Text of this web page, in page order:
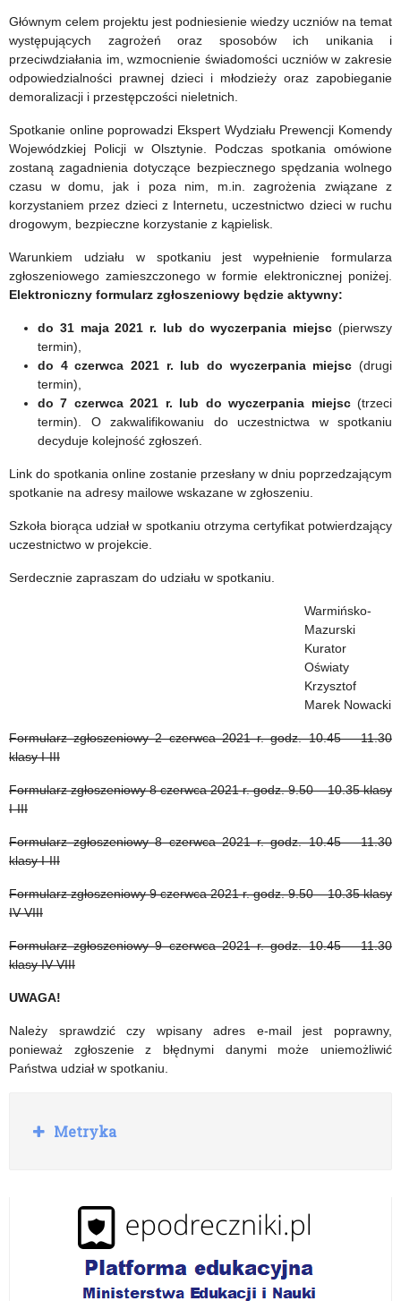
Głównym celem projektu jest podniesienie wiedzy uczniów na temat
występujących zagrożeń oraz sposobów ich unikania i
przeciwdziałania im, wzmocnienie świadomości uczniów w zakresie
odpowiedzialności prawnej dzieci i młodzieży oraz zapobieganie
demoralizacji i przestępczości nieletnich.
Spotkanie online poprowadzi Ekspert Wydziału Prewencji Komendy
Wojewódzkiej Policji w Olsztynie. Podczas spotkania omówione
zostaną zagadnienia dotyczące bezpiecznego spędzania wolnego
czasu w domu, jak i poza nim, m.in. zagrożenia związane z
korzystaniem przez dzieci z Internetu, uczestnictwo dzieci w ruchu
drogowym, bezpieczne korzystanie z kąpielisk.
Warunkiem udziału w spotkaniu jest wypełnienie formularza
zgłoszeniowego zamieszczonego w formie elektronicznej poniżej.
Elektroniczny formularz zgłoszeniowy będzie aktywny:
do 31 maja 2021 r. lub do wyczerpania miejsc (pierwszy
termin),
do 4 czerwca 2021 r. lub do wyczerpania miejsc (drugi
termin),
do 7 czerwca 2021 r. lub do wyczerpania miejsc (trzeci
termin). O zakwalifikowaniu do uczestnictwa w spotkaniu
decyduje kolejność zgłoszeń.
Link do spotkania online zostanie przesłany w dniu poprzedzającym
spotkanie na adresy mailowe wskazane w zgłoszeniu.
Szkoła biorąca udział w spotkaniu otrzyma certyfikat potwierdzający
uczestnictwo w projekcie.
Serdecznie zapraszam do udziału w spotkaniu.
Warmińsko-
Mazurski
Kurator
Oświaty
Krzysztof
Marek Nowacki
Formularz zgłoszeniowy 2 czerwca 2021 r. godz. 10.45 – 11.30
klasy I-III
Formularz zgłoszeniowy 8 czerwca 2021 r. godz. 9.50 – 10.35 klasy
I-III
Formularz zgłoszeniowy 8 czerwca 2021 r. godz. 10.45 – 11.30
klasy I-III
Formularz zgłoszeniowy 9 czerwca 2021 r. godz. 9.50 – 10.35 klasy
IV-VIII
Formularz zgłoszeniowy 9 czerwca 2021 r. godz. 10.45 – 11.30
klasy IV-VIII
UWAGA!
Należy sprawdzić czy wpisany adres e-mail jest poprawny,
ponieważ zgłoszenie z błędnymi danymi może uniemożliwić
Państwa udział w spotkaniu.
R
o
Metryka